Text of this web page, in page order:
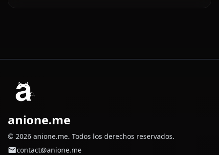
anione.me
© 2026 anione.me. Todos los derechos reservados.
contact@anione.me